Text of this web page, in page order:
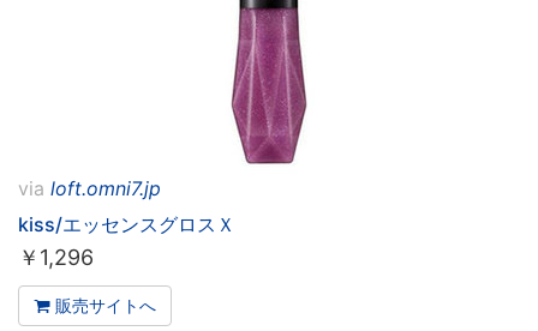
via loft.omni7.jp
kiss/エッセンスグロスＸ
￥ 1,296
販売サイトへ